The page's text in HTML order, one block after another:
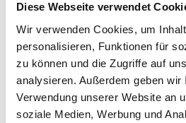
Diese Webseite verwendet
Wir verwenden Cookies, um
personalisieren, Funktionen für
zu können und die Zugriffe auf
analysieren. Außerdem geben
Verwendung unserer Website an
soziale Medien, Werbung und